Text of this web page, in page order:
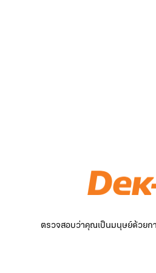
ตรวจสอบว่าคุณเป็นมนุษย์ด้วยกา